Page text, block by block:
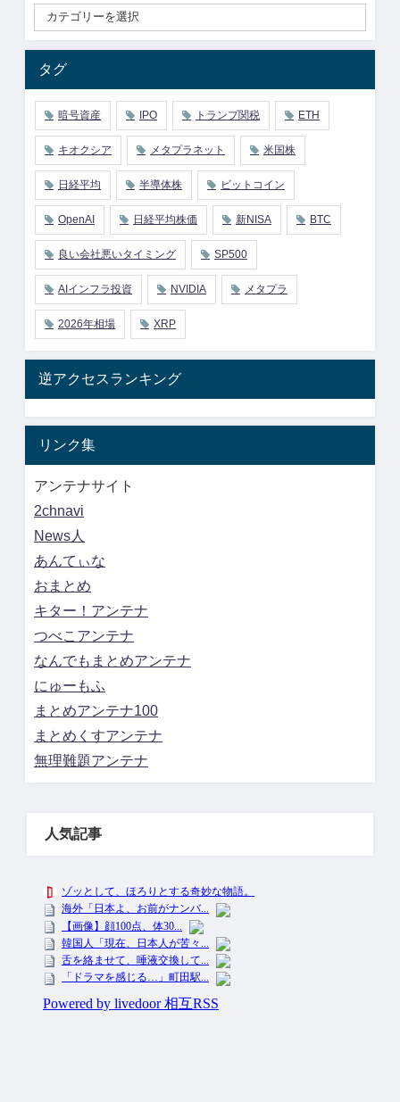
タグ
暗号資産 IPO トランプ関税 ETH
キオクシア メタプラネット 米国株
日経平均 半導体株 ビットコイン
OpenAI 日経平均株価 新NISA BTC
良い会社悪いタイミング SP500
AIインフラ投資 NVIDIA メタプラ
2026年相場 XRP
逆アクセスランキング
リンク集
アンテナサイト
2chnavi
News人
あんてぃな
おまとめ
キター！アンテナ
つべこアンテナ
なんでもまとめアンテナ
にゅーもふ
まとめアンテナ100
まとめくすアンテナ
無理難題アンテナ
人気記事